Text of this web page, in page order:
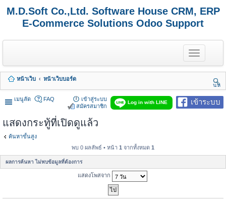
M.D.Soft Co.,Ltd. Software House CRM, ERP
E-Commerce Solutions Odoo Support
T
o
g
e
n
a
n
หน้าเว็บ
หน้าเว็บบอร์ด
นห
า
เมนูลัด
เข้าระบบ
Log in with LINE
FAQ
เข้าสู่ระบบ
สมัครสมาชิก
แสดงกระทู้ที่เปิดดูแล้ว
ค้นหาขั้นสูง
พบ 0 ผลลัพธ์ • หน้า 1 จากทั้งหมด 1
ผลการค้นหา ไม่พบข้อมูลที่ต้องการ
แสดงโพสจาก